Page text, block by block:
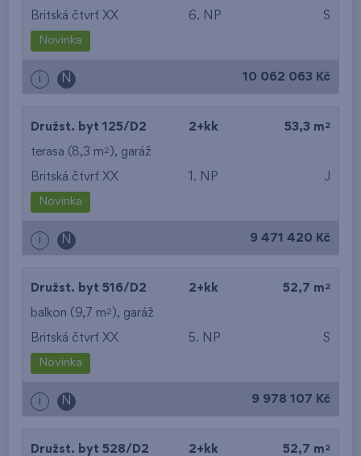
Britská čtvrť XX 6. NP S
Novinka
i N 10 062 063 Kč
Družst. byt 125/D2 2+kk 53,3 m 2
terasa (8,3 m2 ), garáž
Britská čtvrť XX 1. NP J
Novinka
i N 9 471 420 Kč
Družst. byt 516/D2 2+kk 52,7 m 2
balkon (9,7 m2 ), garáž
Britská čtvrť XX 5. NP S
Novinka
i N 9 978 107 Kč
Družst. byt 528/D2 2+kk 52,7 m 2